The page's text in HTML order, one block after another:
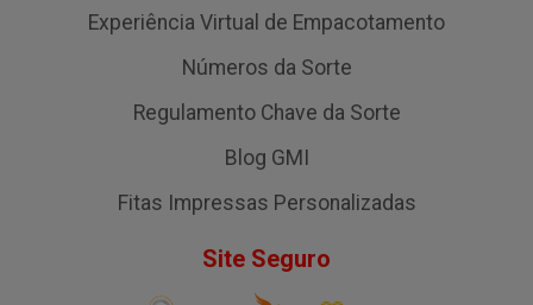
Experiência Virtual de Empacotamento
Números da Sorte
Regulamento Chave da Sorte
Blog GMI
Fitas Impressas Personalizadas
Site Seguro